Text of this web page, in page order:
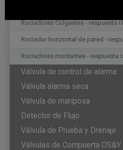
Rociadores Colgantes - respuesta
Rociador horizontal de pared -
Rociadores montantes - respuesta
Válvula de control de alarma
Válvula alarma seca
Válvula de mariposa
Detector de Flujo
Válvula de Prueba y Drenaje
Válvulas de Compuerta OS&Y